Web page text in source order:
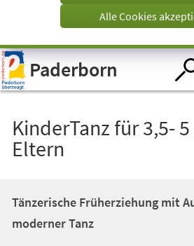
Visuelle
Assistenzsoftware
öffnen.
Alle Cookies
Paderborn
KinderTanz für 3,5-
Eltern
Tänzerische Früherziehung mit
moderner Tanz